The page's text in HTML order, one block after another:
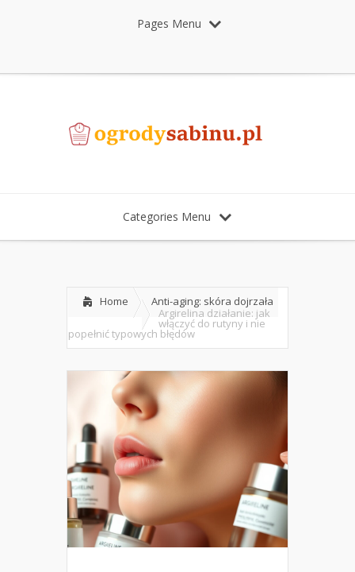
Pages Menu
Categories Menu
Home
Anti-aging: skóra dojrzała
Argirelina działanie: jak
włączyć do rutyny i nie
popełnić typowych błędów